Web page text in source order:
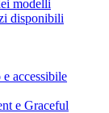
modelli
disponibili
accessibile
e Graceful